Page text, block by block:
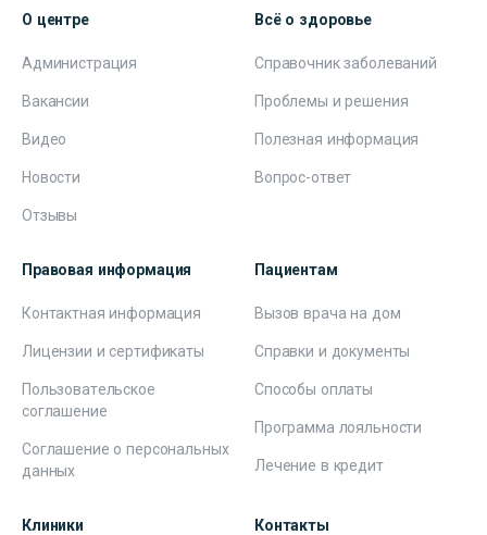
О центре
Администрация
Вакансии
Видео
Новости
Отзывы
Всё о здоровье
Справочник заболеваний
Проблемы и решения
Полезная информация
Вопрос-ответ
Правовая информация
Контактная информация
Лицензии и сертификаты
Пользовательское
соглашение
Соглашение о персональных
данных
Пациентам
Вызов врача на дом
Справки и документы
Способы оплаты
Программа лояльности
Лечение в кредит
Клиники Контакты